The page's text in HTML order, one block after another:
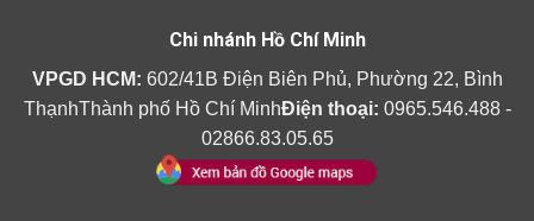
Chi nhánh Hồ Chí Minh
VPGD HCM: 602/41B Điện Biên Phủ, Phường 22, Bình
ThạnhThành phố Hồ Chí MinhĐiện thoại: 0965.546.488 -
02866.83.05.65